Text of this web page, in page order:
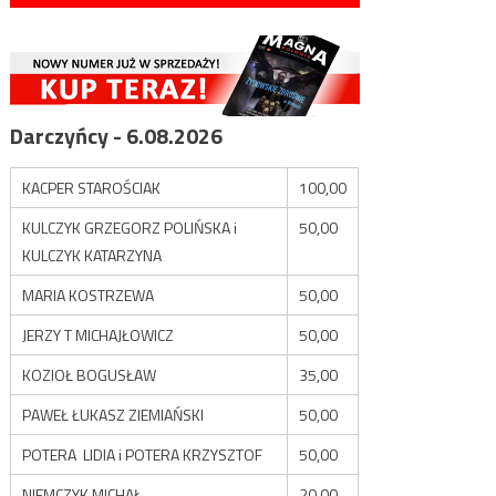
Darczyńcy - 6.08.2026
KACPER STAROŚCIAK
100,00
KULCZYK GRZEGORZ POLIŃSKA i
KULCZYK KATARZYNA
50,00
MARIA KOSTRZEWA
50,00
JERZY T MICHAJŁOWICZ
50,00
KOZIOŁ BOGUSŁAW
35,00
PAWEŁ ŁUKASZ ZIEMIAŃSKI
50,00
POTERA LIDIA i POTERA KRZYSZTOF
50,00